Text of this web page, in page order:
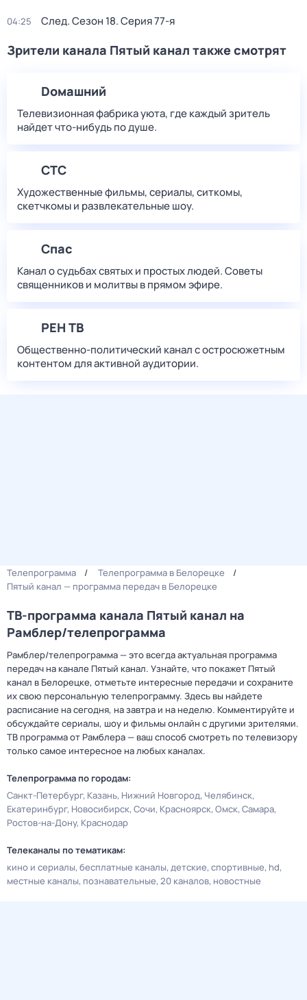
04:25 След. Сезон 18. Серия 77-я
Зрители канала Пятый канал также смотрят
Dомашний
Телевизионная фабрика уюта, где каждый зритель
найдет что‑нибудь по душе.
СТС
Художественные фильмы, сериалы, ситкомы,
скетчкомы и развлекательные шоу.
Спас
Канал о судьбах святых и простых людей. Советы
священников и молитвы в прямом эфире.
РЕН ТВ
Общественно-политический канал с остросюжетным
контентом для активной аудитории.
Телепрограмма
Телепрограмма в Белорецке
Пятый канал — программа передач в Белорецке
ТВ-программа канала Пятый канал на
Рамблер/телепрограмма
Рамблер/телепрограмма — это всегда актуальная программа
передач на канале Пятый канал. Узнайте, что покажет Пятый
канал в Белорецке, отметьте интересные передачи и сохраните
их свою персональную телепрограмму. Здесь вы найдете
расписание на сегодня, на завтра и на неделю. Комментируйте и
обсуждайте сериалы, шоу и фильмы онлайн с другими зрителями.
ТВ программа от Рамблера — ваш способ смотреть по телевизору
только самое интересное на любых каналах.
Телепрограмма по городам:
Санкт-Петербург Казань Нижний Новгород Челябинск
Екатеринбург Новосибирск Сочи Красноярск Омск Самара
Ростов-на-Дону Краснодар
Телеканалы по тематикам:
кино и сериалы бесплатные каналы детские спортивные hd
местные каналы познавательные 20 каналов новостные